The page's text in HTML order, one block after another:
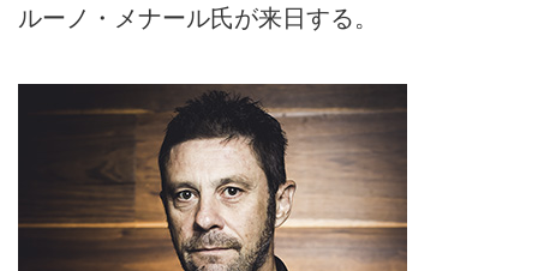
ルーノ・メナール氏が来日する。